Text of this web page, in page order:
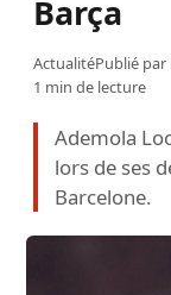
Barça
ActualitéPublié par
1 min de lecture
Ademola
lors de ses
Barcelone.